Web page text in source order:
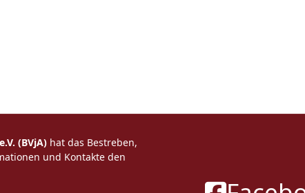
(BVjA) hat das Bestreben,
und Kontakte den